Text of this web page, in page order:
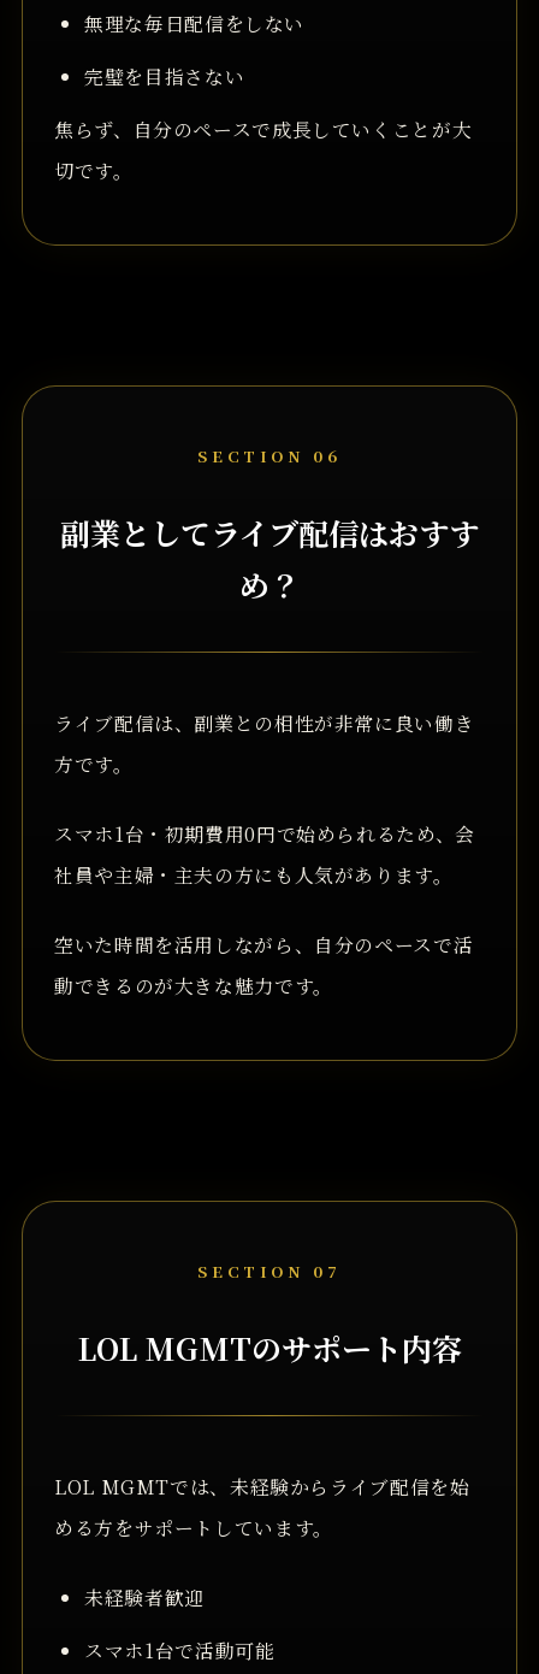
無理な毎日配信をしない
完璧を目指さない
焦らず、自分のペースで成長していくことが大
切です。
SECTION 06
副業としてライブ配信はおすす
め？
ライブ配信は、副業との相性が非常に良い働き
方です。
スマホ1台・初期費用0円で始められるため、会
社員や主婦・主夫の方にも人気があります。
空いた時間を活用しながら、自分のペースで活
動できるのが大きな魅力です。
SECTION 07
LOL MGMTのサポート内容
LOL MGMTでは、未経験からライブ配信を始
める方をサポートしています。
未経験者歓迎
スマホ1台で活動可能